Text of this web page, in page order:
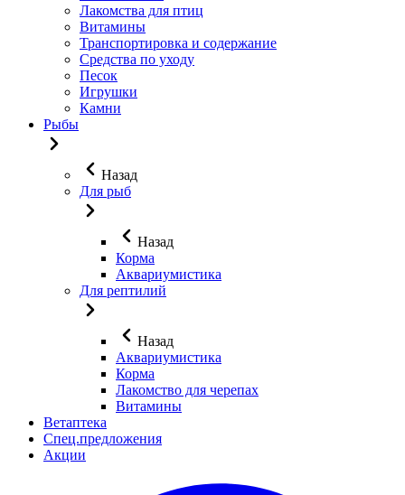
Лакомства для птиц
Витамины
Транспортировка и содержание
Средства по уходу
Песок
Игрушки
Камни
Рыбы
Назад
Для рыб
Назад
Корма
Аквариумистика
Для рептилий
Назад
Аквариумистика
Корма
Лакомство для черепах
Витамины
Ветаптека
Спец.предложения
Акции